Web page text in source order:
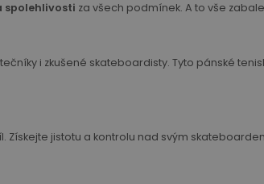
spolehlivosti za všech podmínek. A to vše
i zkušené skateboardisty. Tyto pánské
Získejte jistotu a kontrolu nad svým